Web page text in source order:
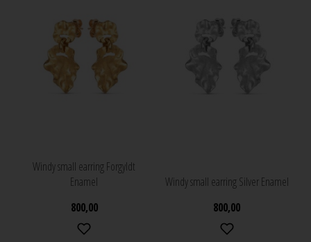
Windy small earring Forgyldt
Enamel
800,00
Windy small earring Silver Enamel
800,00